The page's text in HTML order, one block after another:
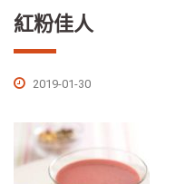
紅粉佳人
2019-01-30